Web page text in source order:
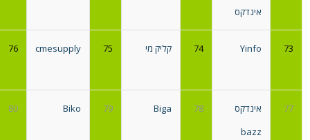
אינדקס
73
Yinfo
74 קליק מי 75
cmesupply
76
77
אינדקס
bazz
78
Biga
79
Biko
80